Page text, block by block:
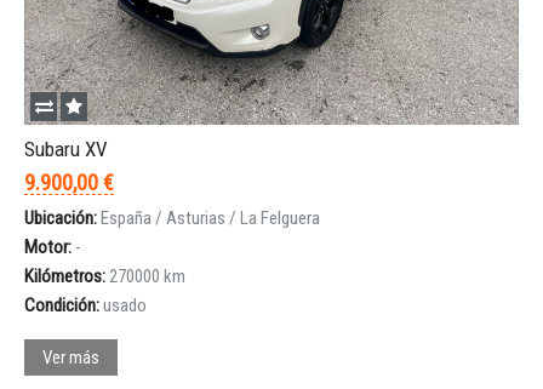
Subaru XV
9.900,00 €
Ubicación:España / Asturias / La Felguera
Motor: -
Kilómetros: 270000 km
Condición:usado
Ver más